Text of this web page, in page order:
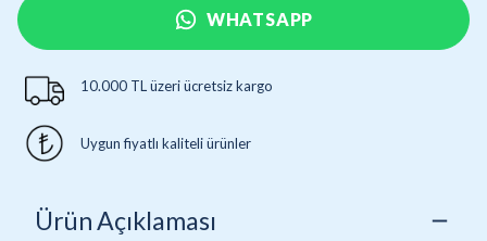
WHATSAPP
10.000 TL üzeri ücretsiz kargo
Uygun fiyatlı kaliteli ürünler
Ürün Açıklaması